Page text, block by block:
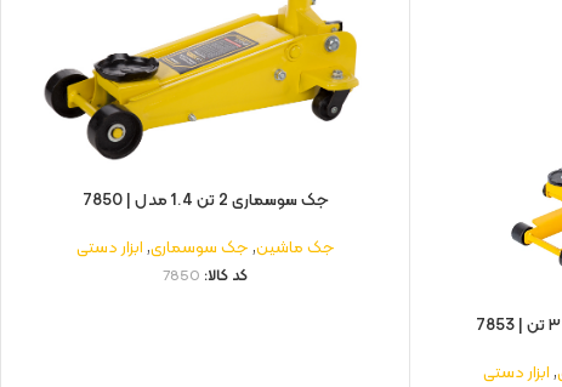
,ابزار دستی
جک سوسماری 2 تن 1.4 مدل | 7850
جک ماشین,جک سوسماری,ابزار دستی
کد کالا: 7850